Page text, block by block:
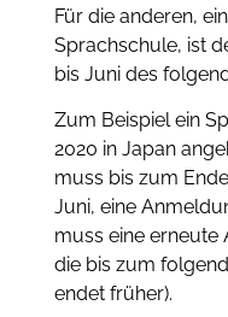
Für die anderen,
Sprachschule, ist
bis Juni des
Zum Beispiel ein
2020 in Japan
muss bis zum
Juni, eine
muss eine
die bis zum
endet früher).